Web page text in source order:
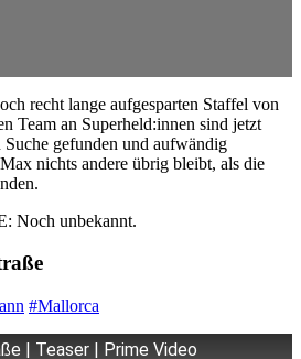
recht lange aufgesparten Staffel von
Team an Superheld:innen sind jetzt
gefunden und aufwändig
nichts andere übrig bleibt, als die
Noch unbekannt.
#Mallorca
| Teaser | Prime Video